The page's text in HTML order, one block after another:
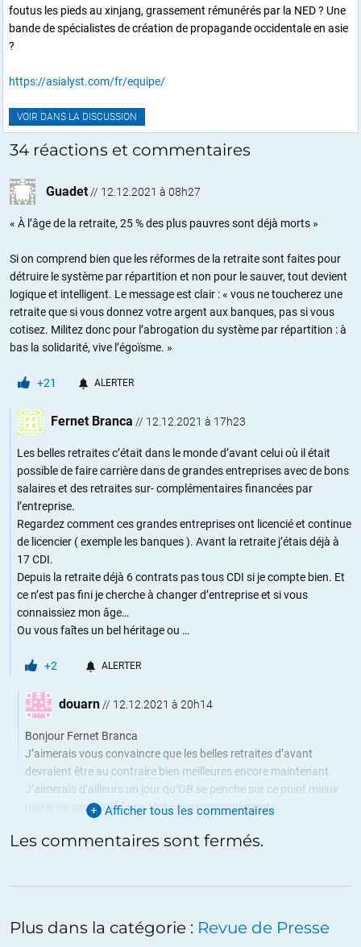
foutus les pieds au xinjang, grassement rémunérés par la NED ? Une
bande de spécialistes de création de propagande occidentale en asie
?
https://asialyst.com/fr/equipe/
VOIR DANS LA DISCUSSION
34 réactions et commentaires
Guadet // 12.12.2021 à 08h27
« À l’âge de la retraite, 25 % des plus pauvres sont déjà morts »
Si on comprend bien que les réformes de la retraite sont faites pour
détruire le système par répartition et non pour le sauver, tout devient
logique et intelligent. Le message est clair : « vous ne toucherez une
retraite que si vous donnez votre argent aux banques, pas si vous
cotisez. Militez donc pour l’abrogation du système par répartition : à
bas la solidarité, vive l’égoïsme. »
+21 ALERTER
Fernet Branca // 12.12.2021 à 17h23
Les belles retraites c’était dans le monde d’avant celui où il était
possible de faire carrière dans de grandes entreprises avec de bons
salaires et des retraites sur- complémentaires financées par
l’entreprise.
Regardez comment ces grandes entreprises ont licencié et continue
de licencier ( exemple les banques ). Avant la retraite j’étais déjà à
17 CDI.
Depuis la retraite déjà 6 contrats pas tous CDI si je compte bien. Et
ce n’est pas fini je cherche à changer d’entreprise et si vous
connaissiez mon âge…
Ou vous faîtes un bel héritage ou …
+2 ALERTER
douarn // 12.12.2021 à 20h14
Bonjour Fernet Branca
J’aimerais vous convaincre que les belles retraites d’avant
devraient être au contraire bien meilleures encore maintenant.
J’aimerais d’ailleurs un jour qu’OB se penche sur ce point mieux
que je ne saurais le faire. Voici mon raisonnement :
(€ constant de 2011) à 33.000€/hab. La somme des revenus a
C’est donc une « dégradation » de 2,2 fois (https://www.fonction-
Afficher tous les commentaires
Les commentaires sont fermés.
Plus dans la catégorie : Revue de Presse